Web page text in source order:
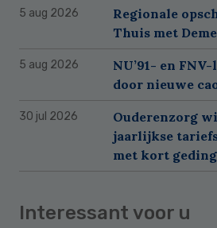
5 aug 2026
Regionale
Thuis met
5 aug 2026
NU’91- en
door nieuwe
30 jul 2026
Ouderenzorg
jaarlijkse
met kort geding
Interessant voor u